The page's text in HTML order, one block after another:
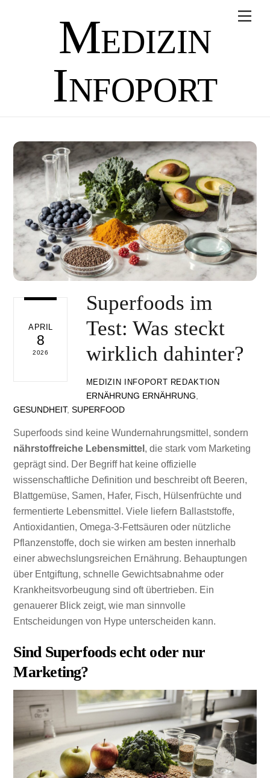
Medizin
Infoport
APRIL
8
2026
Superfoods im
Test: Was steckt
wirklich dahinter?
MEDIZIN INFOPORT REDAKTION
ERNÄHRUNG ERNÄHRUNG
GESUNDHEIT,SUPERFOOD
Superfoods sind keine Wundernahrungsmittel, sondern
nährstoffreiche Lebensmittel , die stark vom Marketing
geprägt sind. Der Begriff hat keine offizielle
wissenschaftliche Definition und beschreibt oft Beeren,
Blattgemüse, Samen, Hafer, Fisch, Hülsenfrüchte und
fermentierte Lebensmittel. Viele liefern Ballaststoffe,
Antioxidantien, Omega-3-Fettsäuren oder nützliche
Pflanzenstoffe, doch sie wirken am besten innerhalb
einer abwechslungsreichen Ernährung. Behauptungen
über Entgiftung, schnelle Gewichtsabnahme oder
Krankheitsvorbeugung sind oft übertrieben. Ein
genauerer Blick zeigt, wie man sinnvolle
Entscheidungen von Hype unterscheiden kann.
Sind Superfoods echt oder nur
Marketing?